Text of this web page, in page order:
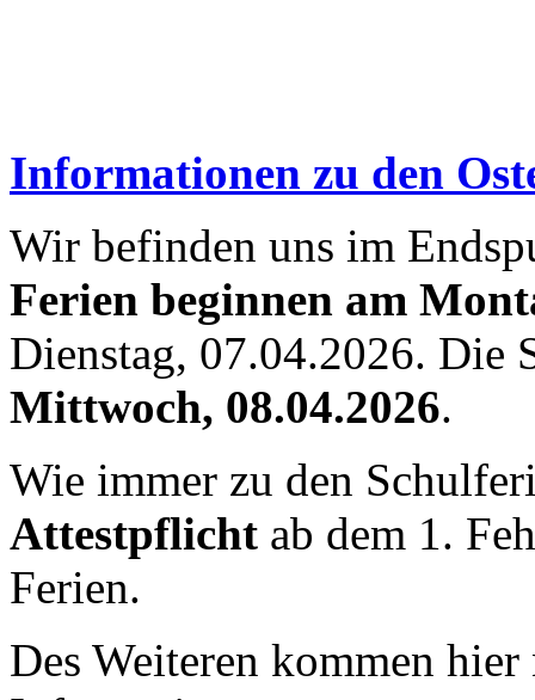
Informationen zu den
Wir befinden uns im
Ferien beginnen am
Dienstag, 07.04.2026. Die
Mittwoch, 08.04.2026.
Wie immer zu den
Attestpflicht ab dem 1.
Ferien.
Des Weiteren kommen